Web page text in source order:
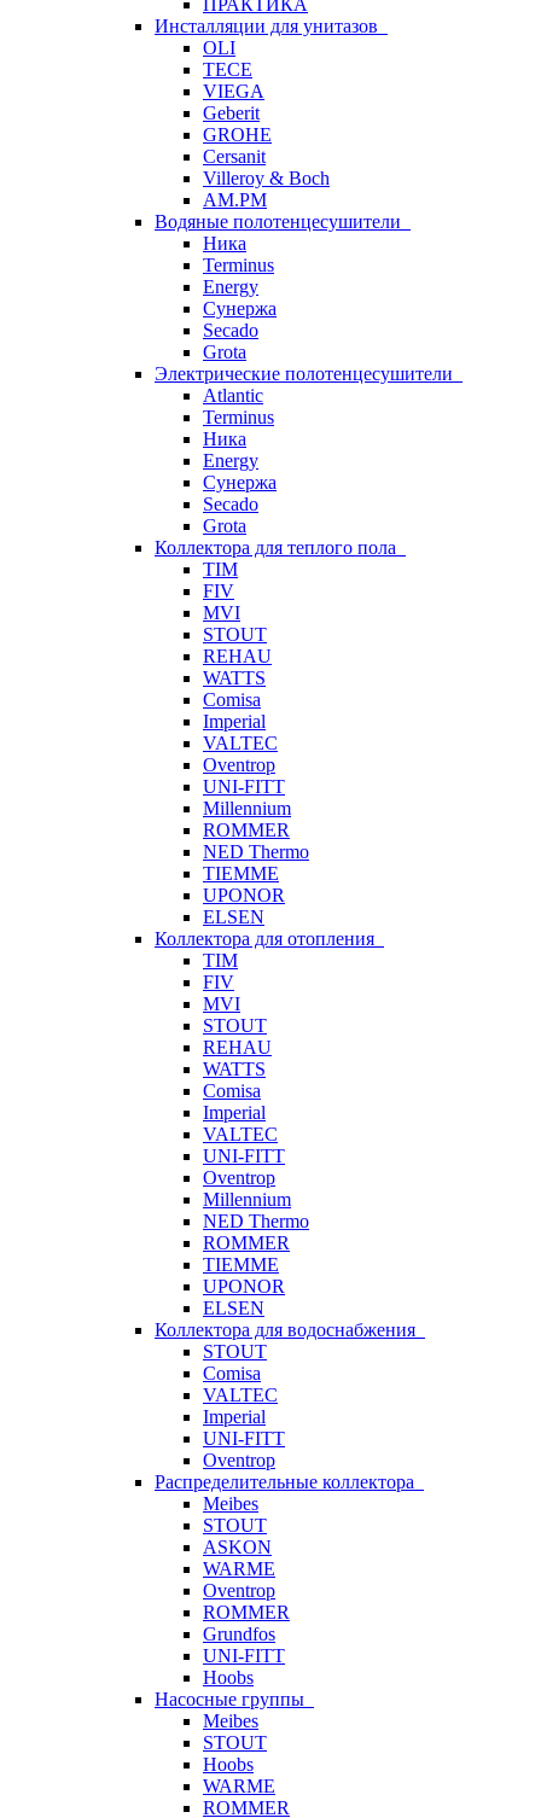
ПРАКТИКА
Инсталляции для унитазов
OLI
TECE
VIEGA
Geberit
GROHE
Cersanit
Villeroy & Boch
AM.PM
Водяные полотенцесушители
Ника
Terminus
Energy
Сунержа
Secado
Grota
Электрические полотенцесушители
Atlantic
Terminus
Ника
Energy
Сунержа
Secado
Grota
Коллектора для теплого пола
TIM
FIV
MVI
STOUT
REHAU
WATTS
Comisa
Imperial
VALTEC
Oventrop
UNI-FITT
Millennium
ROMMER
NED Thermo
TIEMME
UPONOR
ELSEN
Коллектора для отопления
TIM
FIV
MVI
STOUT
REHAU
WATTS
Comisa
Imperial
VALTEC
UNI-FITT
Oventrop
Millennium
NED Thermo
ROMMER
TIEMME
UPONOR
ELSEN
Коллектора для водоснабжения
STOUT
Comisa
VALTEC
Imperial
UNI-FITT
Oventrop
Распределительные коллектора
Meibes
STOUT
ASKON
WARME
Oventrop
ROMMER
Grundfos
UNI-FITT
Hoobs
Насосные группы
Meibes
STOUT
Hoobs
WARME
ROMMER